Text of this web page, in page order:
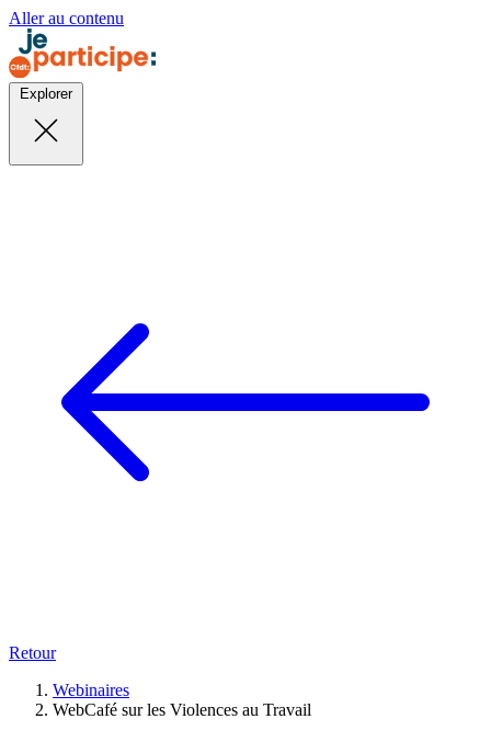
Aller au contenu
Explorer
Retour
Webinaires
WebCafé sur les Violences au Travail